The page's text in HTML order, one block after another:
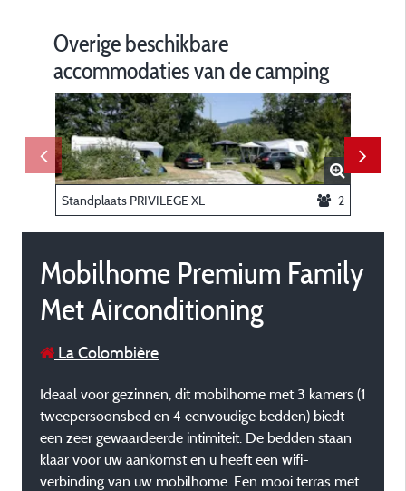
Overige beschikbare
accommodaties van de camping
Standplaats PRIVILEGE XL 2
Mobilhome Premium Family
Met Airconditioning
La Colombière
Ideaal voor gezinnen, dit mobilhome met 3 kamers (1
tweepersoonsbed en 4 eenvoudige bedden) biedt
een zeer gewaardeerde intimiteit. De bedden staan ​​
klaar voor uw aankomst en u heeft een wifi-
verbinding van uw mobilhome. Een mooi terras met